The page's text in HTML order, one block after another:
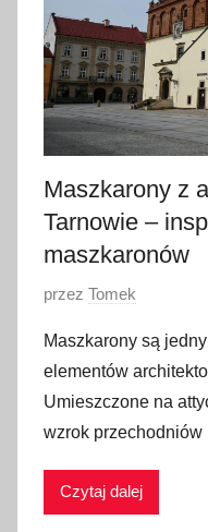
2
0
2
4
Maszkarony z
Tarnowie –
maszkaronów
O
u
b
l
i
w
przez Tomek
Maszkarony są
elementów
Umieszczone na
wzrok przechodniów
Czytaj dalej